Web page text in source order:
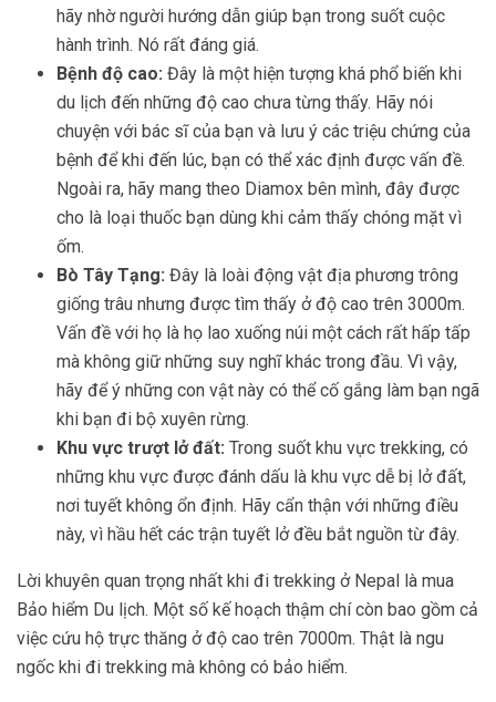
hãy nhờ người hướng dẫn giúp bạn trong suốt cuộc
hành trình. Nó rất đáng giá.
Bệnh độ cao: Đây là một hiện tượng khá phổ biến khi
du lịch đến những độ cao chưa từng thấy. Hãy nói
chuyện với bác sĩ của bạn và lưu ý các triệu chứng của
bệnh để khi đến lúc, bạn có thể xác định được vấn đề.
Ngoài ra, hãy mang theo Diamox bên mình, đây được
cho là loại thuốc bạn dùng khi cảm thấy chóng mặt vì
ốm.
Bò Tây Tạng: Đây là loài động vật địa phương trông
giống trâu nhưng được tìm thấy ở độ cao trên 3000m.
Vấn đề với họ là họ lao xuống núi một cách rất hấp tấp
mà không giữ những suy nghĩ khác trong đầu. Vì vậy,
hãy để ý những con vật này có thể cố gắng làm bạn ngã
khi bạn đi bộ xuyên rừng.
Khu vực trượt lở đất: Trong suốt khu vực trekking, có
những khu vực được đánh dấu là khu vực dễ bị lở đất,
nơi tuyết không ổn định. Hãy cẩn thận với những điều
này, vì hầu hết các trận tuyết lở đều bắt nguồn từ đây.
Lời khuyên quan trọng nhất khi đi trekking ở Nepal là mua
Bảo hiểm Du lịch. Một số kế hoạch thậm chí còn bao gồm cả
việc cứu hộ trực thăng ở độ cao trên 7000m. Thật là ngu
ngốc khi đi trekking mà không có bảo hiểm.